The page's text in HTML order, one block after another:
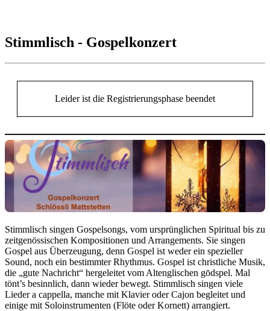
Stimmlisch - Gospelkonzert
Leider ist die Registrierungsphase beendet
Stimmlisch singen Gospelsongs, vom ursprünglichen Spiritual bis zu
zeitgenössischen Kompositionen und Arrangements. Sie singen
Gospel aus Überzeugung, denn Gospel ist weder ein spezieller
Sound, noch ein bestimmter Rhythmus. Gospel ist christliche Musik,
die „gute Nachricht“ hergeleitet vom Altenglischen gōdspel. Mal
tönt’s besinnlich, dann wieder bewegt. Stimmlisch singen viele
Lieder a cappella, manche mit Klavier oder Cajon begleitet und
einige mit Soloinstrumenten (Flöte oder Kornett) arrangiert.